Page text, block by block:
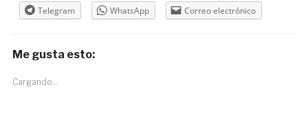
Telegram
WhatsApp Correo electrónico
Me gusta esto:
Cargando...